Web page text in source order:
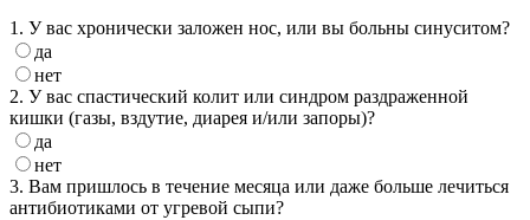
1. У вас хронически заложен нос, или вы больны синуситом?
да
нет
2. У вас спастический колит или синдром раздраженной
кишки (газы, вздутие, диарея и/или запоры)?
да
нет
3. Вам пришлось в течение месяца или даже больше лечиться
антибиотиками от угревой сыпи?